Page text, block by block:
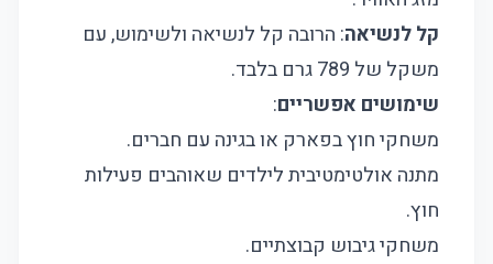
קל לנשיאה: הרובה קל לנשיאה ולשימוש, עם
משקל של 789 גרם בלבד.
שימושים אפשריים:
משחקי חוץ בפארק או בגינה עם חברים.
מתנה אולטימטיבית לילדים שאוהבים פעילות
חוץ.
משחקי גיבוש קבוצתיים.